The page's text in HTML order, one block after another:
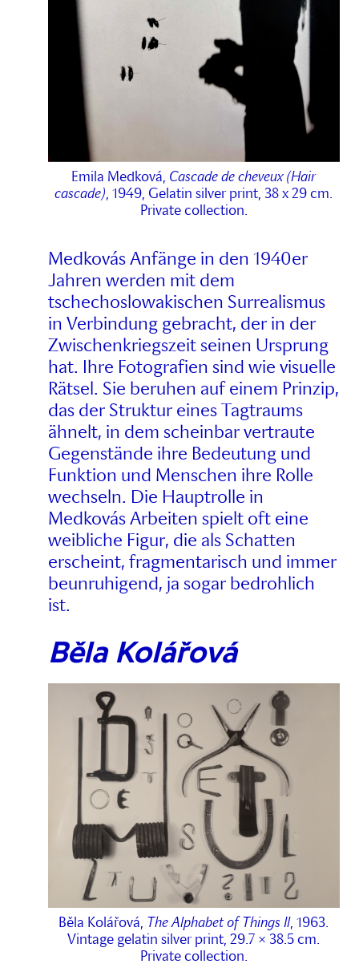
Emila Medková, Cascade de cheveux (Hair
cascade) , 1949, Gelatin silver print, 38 x 29 cm.
Private collection.
Medkovás Anfänge in den 1940er
Jahren werden mit dem
tschechoslowakischen Surrealismus
in Verbindung gebracht, der in der
Zwischenkriegszeit seinen Ursprung
hat. Ihre Fotografien sind wie visuelle
Rätsel. Sie beruhen auf einem Prinzip,
das der Struktur eines Tagtraums
ähnelt, in dem scheinbar vertraute
Gegenstände ihre Bedeutung und
Funktion und Menschen ihre Rolle
wechseln. Die Hauptrolle in
Medkovás Arbeiten spielt oft eine
weibliche Figur, die als Schatten
erscheint, fragmentarisch und immer
beunruhigend, ja sogar bedrohlich
ist.
Běla Kolářová
Běla Kolářová, The Alphabet of Things Il, 1963.
Vintage gelatin silver print, 29.7 × 38.5 cm.
Private collection.